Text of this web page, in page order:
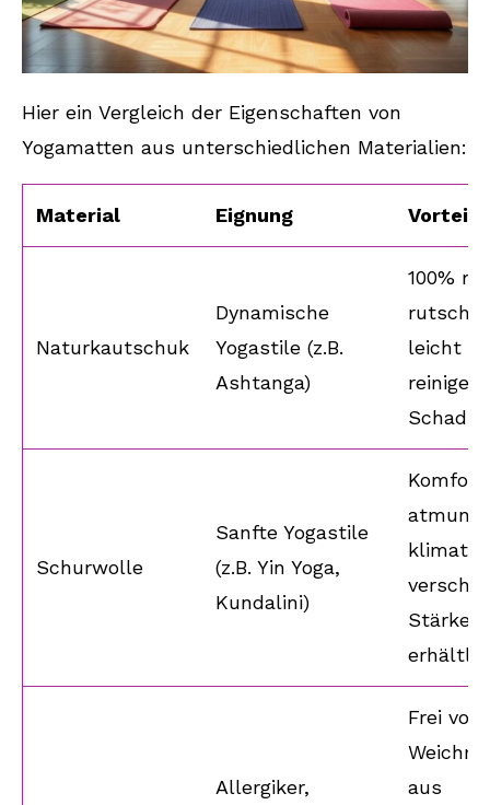
Hier ein Vergleich der Eigenschaften von
Yogamatten aus unterschiedlichen Materialien:
Material Eignung Vorteile
Naturkautschuk
Dynamische
Yogastile (z.B.
Ashtanga)
100%
leicht zu
Schurwolle
Sanfte Yogastile
(z.B. Yin Yoga,
Kundalini)
Stärken
Allergiker,
Frei von
aus